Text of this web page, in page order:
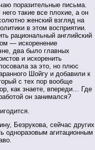
поразительные письма.
такие все плохие, а он
женский взгляд на
в этом восприятии.
рациональный английский
— искоренение
два было главных
и искоренить
за это, но плюс
Шойгу и добавили к
с тех пор вообще
как знаете, впереди… Где
он занимался?
Безрукова, сейчас других
одноразовым агитационным